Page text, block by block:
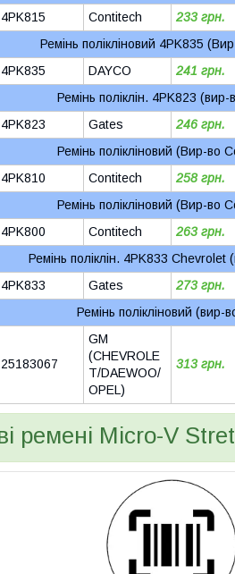
4PK815
Contitech 233 грн.
Ремінь полікліновий 4PK835
4PK835
DAYCO 241 грн.
Ремінь поліклін. 4PK823
4PK823
Gates 246 грн.
Ремінь полікліновий (Вир-во
4PK810
Contitech 258 грн.
Ремінь полікліновий (Вир-во
4PK800
Contitech 263 грн.
Ремінь поліклін. 4PK833 Chevrolet
4PK833
Gates 273 грн.
Ремінь полікліновий (вир-
25183067
GM
(CHEVROLE
T/DAEWOO/
OPEL)
313 грн.
ремені Micro-V